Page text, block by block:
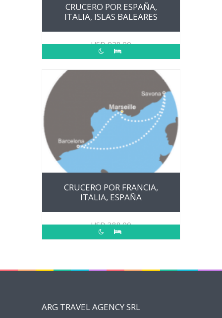
CRUCERO POR ESPAÑA,
ITALIA, ISLAS BALEARES
USD928.00
CRUCERO POR FRANCIA,
ITALIA, ESPAÑA
USD388.00
ARG TRAVEL AGENCY SRL